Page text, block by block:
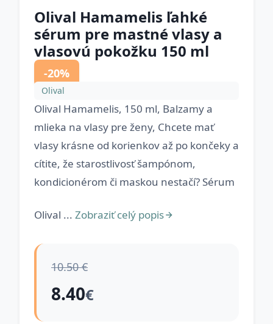
Olival Hamamelis ľahké
sérum pre mastné vlasy a
vlasovú pokožku 150 ml
-20%
Olival
Olival Hamamelis, 150 ml, Balzamy a
mlieka na vlasy pre ženy, Chcete mať
vlasy krásne od korienkov až po končeky a
cítite, že starostlivosť šampónom,
kondicionérom či maskou nestačí? Sérum
Olival ... Zobraziť celý popis
10.50 €
8.40€